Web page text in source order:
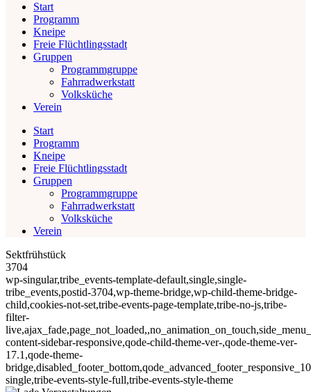
Start
Programm
Kneipe
Freie Flüchtlingsstadt
Gruppen
Programmgruppe
Fahrradwerkstatt
Volksküche
Verein
Start
Programm
Kneipe
Freie Flüchtlingsstadt
Gruppen
Programmgruppe
Fahrradwerkstatt
Volksküche
Verein
Sektfrühstück
3704
wp-singular,tribe_events-template-default,single,single-
tribe_events,postid-3704,wp-theme-bridge,wp-child-theme-bridge-
child,cookies-not-set,tribe-events-page-template,tribe-no-js,tribe-
filter-
content-sidebar-responsive,qode-child-theme-ver-,qode-theme-ver-
17.1,qode-theme-
single,tribe-events-style-full,tribe-events-style-theme